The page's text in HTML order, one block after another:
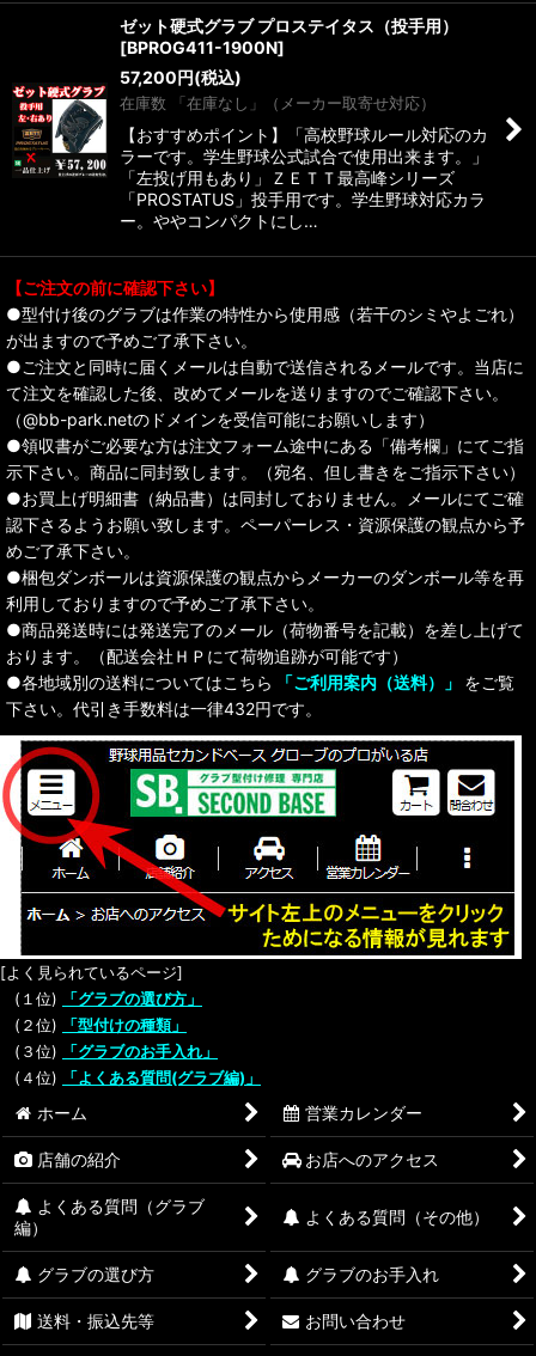
ゼット硬式グラブ プロステイタス（投手用）
[BPROG411-1900N]
57,200円(税込)
在庫数 「在庫なし」（メーカー取寄せ対応）
【おすすめポイント】「高校野球ルール対応のカ
ラーです。学生野球公式試合で使用出来ます。」
「左投げ用もあり」ＺＥＴＴ最高峰シリーズ
「PROSTATUS」投手用です。学生野球対応カラ
ー。ややコンパクトにし…
【ご注文の前に確認下さい】
●型付け後のグラブは作業の特性から使用感（若干のシミやよごれ）
が出ますので予めご了承下さい。
●ご注文と同時に届くメールは自動で送信されるメールです。当店に
て注文を確認した後、改めてメールを送りますのでご確認下さい。
（@bb-park.netのドメインを受信可能にお願いします）
●領収書がご必要な方は注文フォーム途中にある「備考欄」にてご指
示下さい。商品に同封致します。（宛名、但し書きをご指示下さい）
●お買上げ明細書（納品書）は同封しておりません。メールにてご確
認下さるようお願い致します。ペーパーレス・資源保護の観点から予
めご了承下さい。
●梱包ダンボールは資源保護の観点からメーカーのダンボール等を再
利用しておりますので予めご了承下さい。
●商品発送時には発送完了のメール（荷物番号を記載）を差し上げて
おります。（配送会社ＨＰにて荷物追跡が可能です）
●各地域別の送料についてはこちら
「ご利用案内（送料）」 をご覧
下さい。代引き手数料は一律432円です。
[よく見られているページ]
(１位)
「グラブの選び方」
(２位)
「型付けの種類」
(３位)
「グラブのお手入れ」
(４位)
「よくある質問(グラブ編)」
ホーム 営業カレンダー
店舗の紹介 お店へのアクセス
よくある質問（グラブ
編）
よくある質問（その他）
グラブの選び方 グラブのお手入れ
送料・振込先等 お問い合わせ